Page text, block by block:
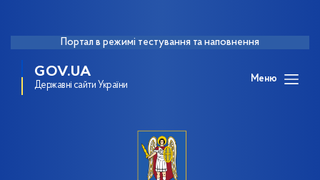
Портал в режимі тестування та наповнення
GOV.UA
Державні сайти України
Меню